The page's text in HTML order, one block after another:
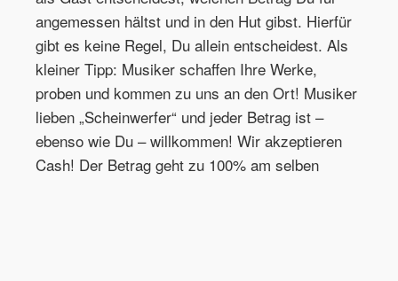
angemessen hältst und in den Hut gibst. Hierfür
gibt es keine Regel, Du allein entscheidest. Als
kleiner Tipp: Musiker schaffen Ihre Werke,
proben und kommen zu uns an den Ort! Musiker
lieben „Scheinwerfer“ und jeder Betrag ist –
ebenso wie Du – willkommen! Wir akzeptieren
Cash! Der Betrag geht zu 100% am selben